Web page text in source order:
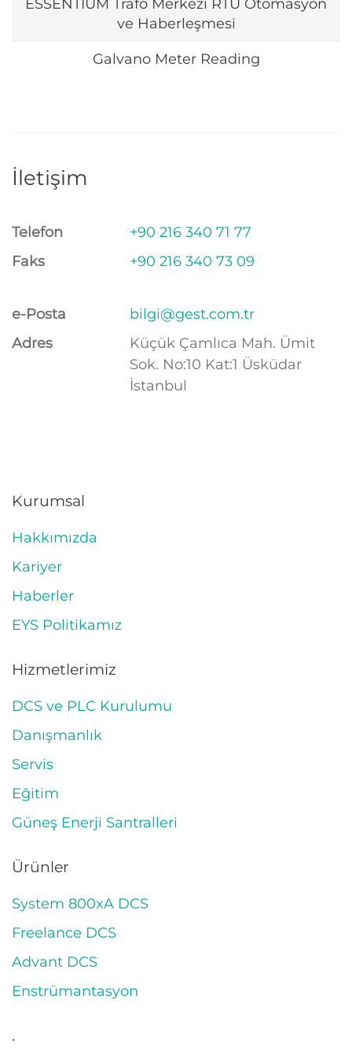
ESSENTIUM Trafo Merkezi RTU Otomasyon
ve Haberleşmesi
Galvano Meter Reading
İletişim
Telefon
+90 216 340 71 77
Faks
+90 216 340 73 09
e-Posta
bilgi@gest.com.tr
Adres
Küçük Çamlıca Mah. Ümit
Sok. No:10 Kat:1 Üsküdar
İstanbul
Kurumsal
Hakkımızda
Kariyer
Haberler
EYS Politikamız
Hizmetlerimiz
DCS ve PLC Kurulumu
Danışmanlık
Servis
Eğitim
Güneş Enerji Santralleri
Ürünler
System 800xA DCS
Freelance DCS
Advant DCS
Enstrümantasyon
.